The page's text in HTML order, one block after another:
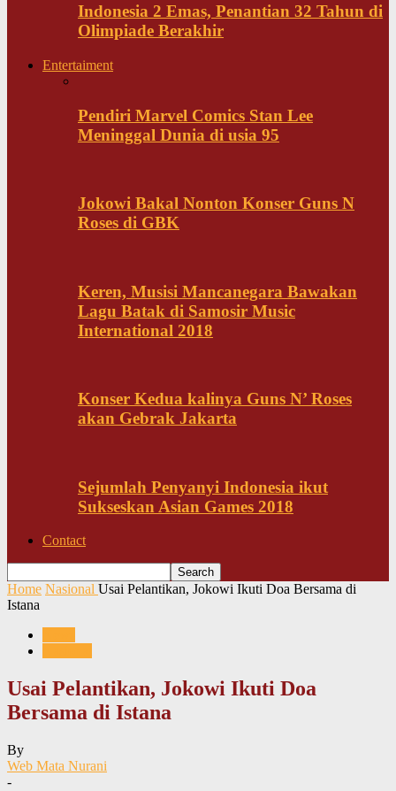
Indonesia 2 Emas, Penantian 32 Tahun di
Olimpiade Berakhir
Entertaiment
Pendiri Marvel Comics Stan Lee
Meninggal Dunia di usia 95
Jokowi Bakal Nonton Konser Guns N
Roses di GBK
Keren, Musisi Mancanegara Bawakan
Lagu Batak di Samosir Music
International 2018
Konser Kedua kalinya Guns N’ Roses
akan Gebrak Jakarta
Sejumlah Penyanyi Indonesia ikut
Sukseskan Asian Games 2018
Contact
Home Nasional Usai Pelantikan, Jokowi Ikuti Doa Bersama di
Istana
Usai Pelantikan, Jokowi Ikuti Doa
Bersama di Istana
By
Web Mata Nurani
-